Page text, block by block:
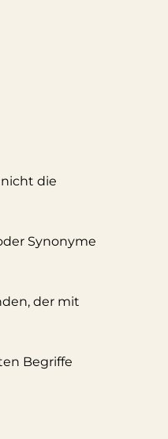
die
Synonyme
der mit
Begriffe